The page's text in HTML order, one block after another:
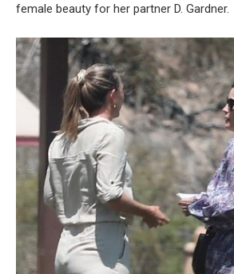
female beauty for her partner D. Gardner.